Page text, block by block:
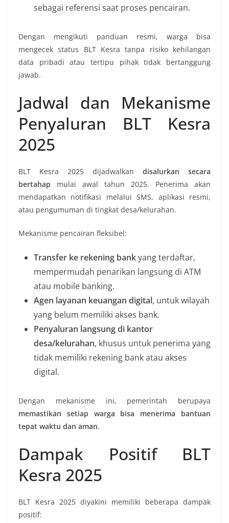
sebagai referensi saat proses pencairan.
Dengan mengikuti panduan resmi, warga bisa
mengecek status BLT Kesra tanpa risiko kehilangan
data pribadi atau tertipu pihak tidak bertanggung
jawab.
Jadwal dan Mekanisme
Penyaluran BLT Kesra
2025
BLT Kesra 2025 dijadwalkan disalurkan secara
bertahap mulai awal tahun 2025. Penerima akan
mendapatkan notifikasi melalui SMS, aplikasi resmi,
atau pengumuman di tingkat desa/kelurahan.
Mekanisme pencairan fleksibel:
Transfer ke rekening bankyang terdaftar,
mempermudah penarikan langsung di ATM
atau mobile banking.
Agen layanan keuangan digital, untuk wilayah
yang belum memiliki akses bank.
Penyaluran langsung di kantor
desa/kelurahan, khusus untuk penerima yang
tidak memiliki rekening bank atau akses
digital.
Dengan mekanisme ini, pemerintah berupaya
memastikan setiap warga bisa menerima bantuan
tepat waktu dan aman.
Dampak Positif BLT
Kesra 2025
BLT Kesra 2025 diyakini memiliki beberapa dampak
positif: